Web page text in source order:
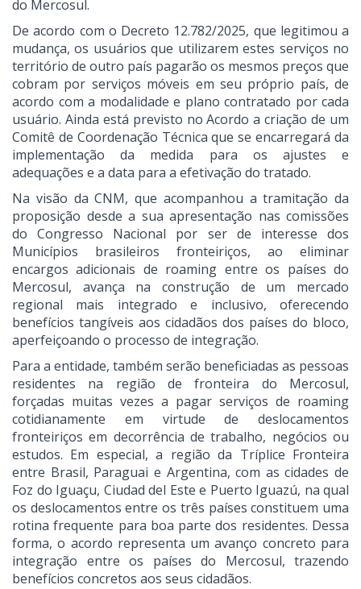
do Mercosul.
De acordo com o Decreto 12.782/2025, que legitimou a
mudança, os usuários que utilizarem estes serviços no
território de outro país pagarão os mesmos preços que
cobram por serviços móveis em seu próprio país, de
acordo com a modalidade e plano contratado por cada
usuário. Ainda está previsto no Acordo a criação de um
Comitê de Coordenação Técnica que se encarregará da
implementação da medida para os ajustes e
adequações e a data para a efetivação do tratado.
Na visão da CNM, que acompanhou a tramitação da
proposição desde a sua apresentação nas comissões
do Congresso Nacional por ser de interesse dos
Municípios brasileiros fronteiriços, ao eliminar
encargos adicionais de roaming entre os países do
Mercosul, avança na construção de um mercado
regional mais integrado e inclusivo, oferecendo
benefícios tangíveis aos cidadãos dos países do bloco,
aperfeiçoando o processo de integração.
Para a entidade, também serão beneficiadas as pessoas
residentes na região de fronteira do Mercosul,
forçadas muitas vezes a pagar serviços de roaming
cotidianamente em virtude de deslocamentos
fronteiriços em decorrência de trabalho, negócios ou
estudos. Em especial, a região da Tríplice Fronteira
entre Brasil, Paraguai e Argentina, com as cidades de
Foz do Iguaçu, Ciudad del Este e Puerto Iguazú, na qual
os deslocamentos entre os três países constituem uma
rotina frequente para boa parte dos residentes. Dessa
forma, o acordo representa um avanço concreto para
integração entre os países do Mercosul, trazendo
benefícios concretos aos seus cidadãos.